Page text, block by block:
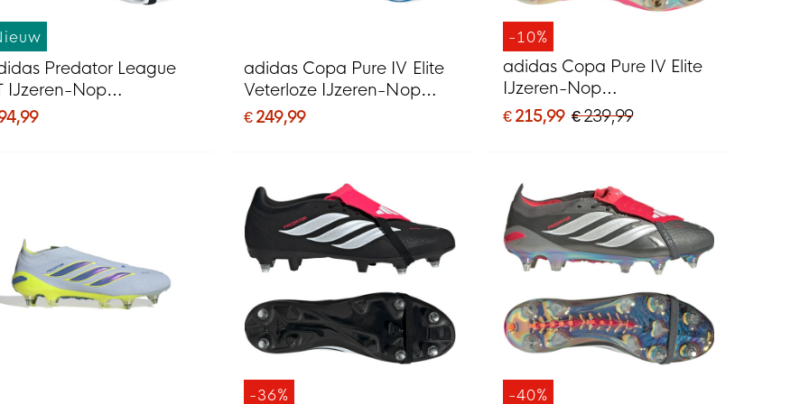
Predator League
IJzeren-Nop
(SG) Wit
adidas Copa Pure IV Elite
Veterloze IJzeren-Nop
Voetbalschoenen (SG) Wit
€ 249,99
-10%
adidas Copa Pure IV Elite
IJzeren-Nop
Voetbalschoenen (SG)
Felroze Zilver Wit
€ 215,99 € 239,99
-36% -40%